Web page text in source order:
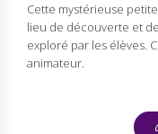
Cette mystérieuse
lieu de découverte et
exploré par les élèves.
animateur.